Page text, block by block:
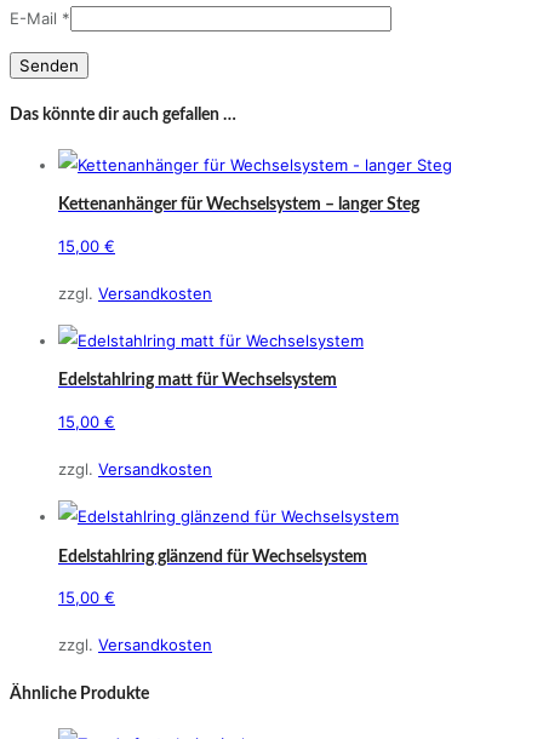
E-Mail *
Das könnte dir auch gefallen …
Kettenanhänger für Wechselsystem – langer Steg
15,00 €
zzgl. Versandkosten
Edelstahlring matt für Wechselsystem
15,00 €
Produkt
weist
mehrere
auf.
Die
können
zzgl. Versandkosten
Edelstahlring glänzend für Wechselsystem
15,00 €
Produkt
weist
zzgl. Versandkosten
Ähnliche Produkte